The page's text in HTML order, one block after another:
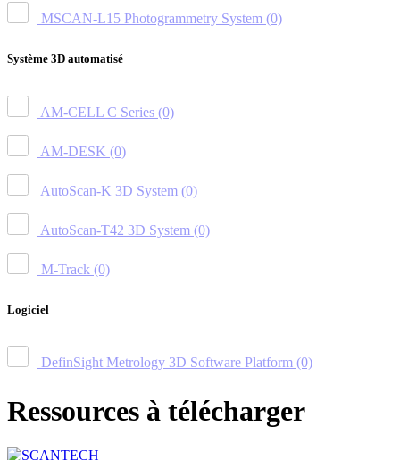
MSCAN-L15 Photogrammetry System (0)
Système 3D automatisé
AM-CELL C Series (0)
AM-DESK (0)
AutoScan-K 3D System (0)
AutoScan-T42 3D System (0)
M-Track (0)
Logiciel
DefinSight Metrology 3D Software Platform (0)
Ressources à télécharger